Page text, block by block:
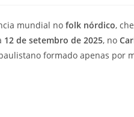
mundial no folk nórdico,
12 de setembro de 2025, no
formado apenas por